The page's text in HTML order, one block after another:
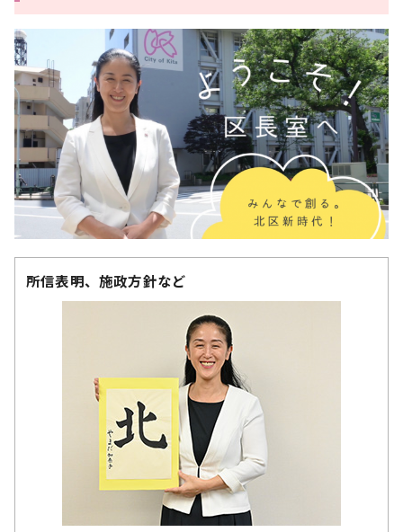
所信表明、施政方針など